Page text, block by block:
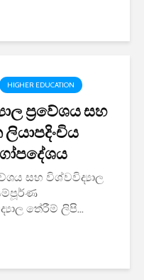
HIGHER EDUCATION
ප්‍රවේශය සහ
සහ විශ්වවිද්‍යාල
තේරීම් ලිපි...